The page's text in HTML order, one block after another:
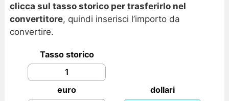
clicca sul tasso storico per trasferirlo nel
convertitore, quindi inserisci l’importo da
convertire.
Tasso storico
euro
dollari